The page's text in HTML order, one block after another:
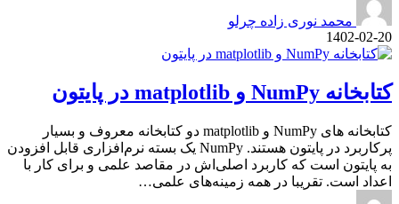
محمد نوری زاده چرلو
1402-02-20
کتابخانه NumPy و matplotlib در پایتون
کتابخانه های NumPy و matplotlib دو کتابخانه معروف و بسیار
پرکاربرد در پایتون هستند. NumPy یک بسته نرم‌افزاری قابل افزودن
به پایتون است که کاربرد اصلی‌اش در مقاصد علمی و برای کار با
اعداد است. تقریبا در همه زمینه‌های علمی…